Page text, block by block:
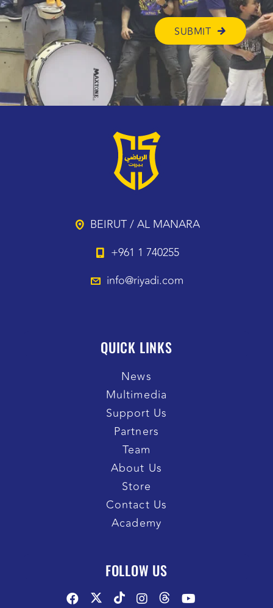
BEIRUT / AL MANARA
+961 1 740255
info@riyadi.com
QUICK LINKS
News
Multimedia
Support Us
Partners
Team
About Us
Store
Contact Us
Academy
FOLLOW US